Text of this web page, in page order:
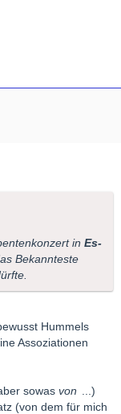
in Es-
Bekannteste
Hummels
Assoziationen
sowas von
...)
(von dem für mich